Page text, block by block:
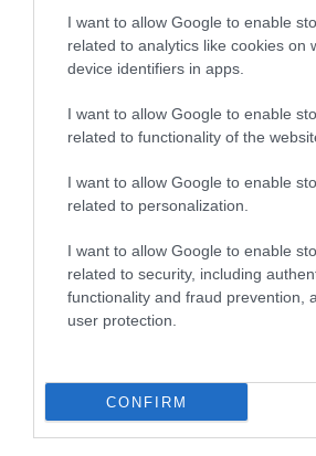
I want to allow Google to enable
related to analytics like cookies on
device identifiers in apps.
I want to allow Google to enable
related to functionality of the
I want to allow Google to enable
related to personalization.
I want to allow Google to enable
related to security, including
functionality and fraud prevention,
user protection.
CONFIRM
© Copyright 2026, All Rights
©SpazioCiclismo
Facebook
X You Apple